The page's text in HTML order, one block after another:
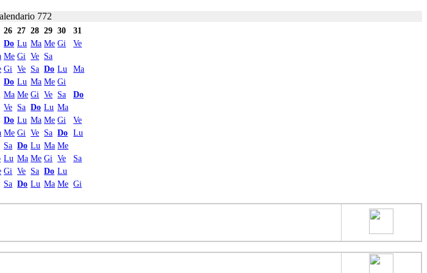
772
26 27 28 29 30
31
Do Lu Ma Me Gi
Ve
Me Gi Ve Sa
Gi Ve Sa Do Lu
Ma
Do Lu Ma Me Gi
Ma Me Gi Ve Sa
Do
Ve Sa Do Lu Ma
Do Lu Ma Me Gi
Ve
Me Gi Ve Sa Do Lu
Sa Do Lu Ma Me
Lu Ma Me Gi Ve
Sa
Gi Ve Sa Do Lu
Sa Do Lu Ma Me Gi